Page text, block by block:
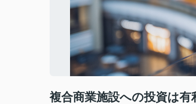
複合商業施設への投資は